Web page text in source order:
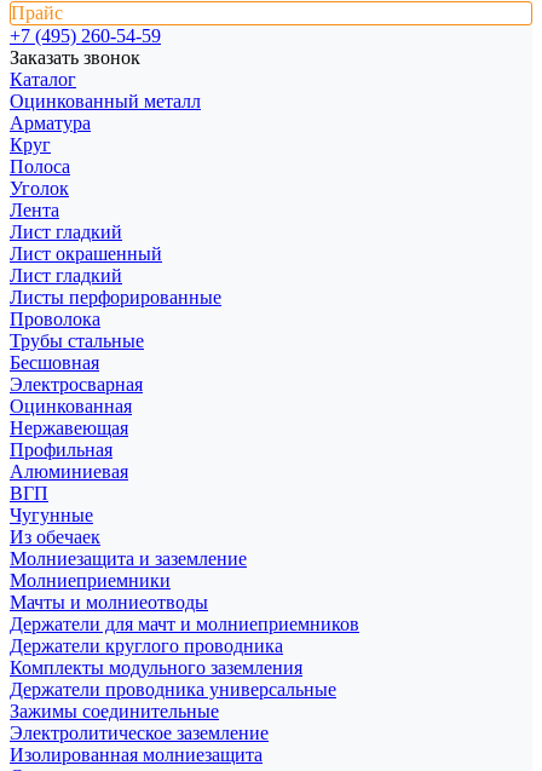
Прайс
+7 (495) 260-54-59
Заказать звонок
Каталог
Оцинкованный металл
Арматура
Круг
Полоса
Уголок
Лента
Лист гладкий
Лист окрашенный
Лист гладкий
Листы перфорированные
Проволока
Трубы стальные
Бесшовная
Электросварная
Оцинкованная
Нержавеющая
Профильная
Алюминиевая
ВГП
Чугунные
Из обечаек
Молниезащита и заземление
Молниеприемники
Мачты и молниеотводы
Держатели для мачт и молниеприемников
Держатели круглого проводника
Комплекты модульного заземления
Держатели проводника универсальные
Зажимы соединительные
Электролитическое заземление
Изолированная молниезащита